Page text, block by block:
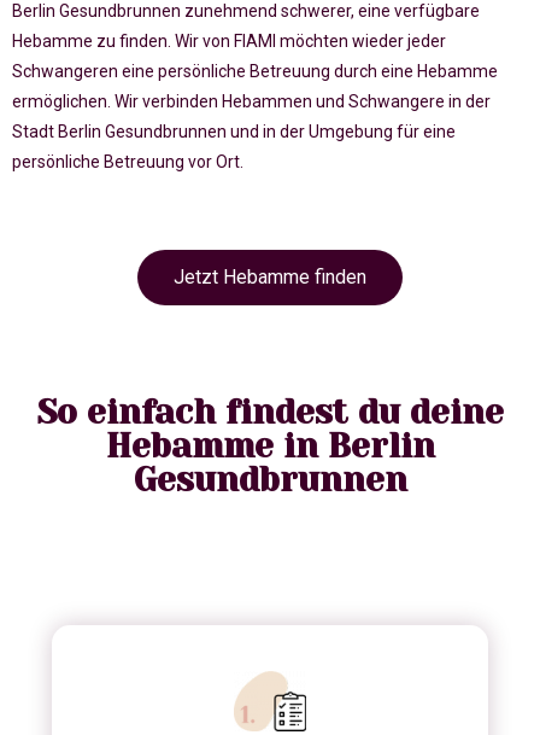
Berlin Gesundbrunnen zunehmend schwerer, eine verfügbare
Hebamme zu finden. Wir von FIAMI möchten wieder jeder
Schwangeren eine persönliche Betreuung durch eine Hebamme
ermöglichen. Wir verbinden Hebammen und Schwangere in der
Stadt Berlin Gesundbrunnen und in der Umgebung für eine
persönliche Betreuung vor Ort.
Jetzt Hebamme finden
So einfach findest du deine
Hebamme in Berlin
Gesundbrunnen